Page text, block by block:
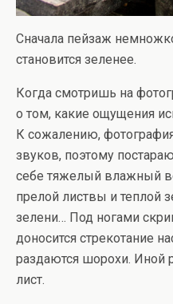
Сначала пейзаж
становится зеленее.
Когда смотришь на
о том, какие ощущения
К сожалению,
звуков, поэтому
себе тяжелый влажный
прелой листвы и теплой
зелени… Под ногами
доносится стрекотание
раздаются шорохи. Иной
лист.